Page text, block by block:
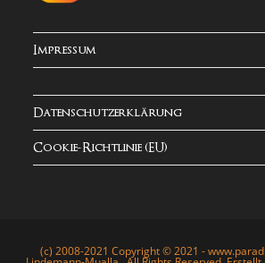
Impressum
Datenschutzerklärung
Cookie-Richtlinie (EU)
(c) 2008-2021 Copyright © 2021 -